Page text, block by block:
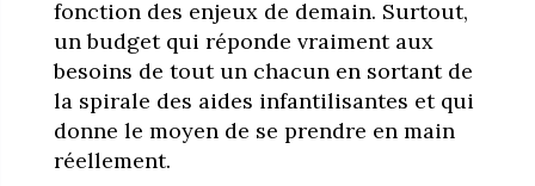
fonction des enjeux de demain. Surtout,
un budget qui réponde vraiment aux
besoins de tout un chacun en sortant de
la spirale des aides infantilisantes et qui
donne le moyen de se prendre en main
réellement.